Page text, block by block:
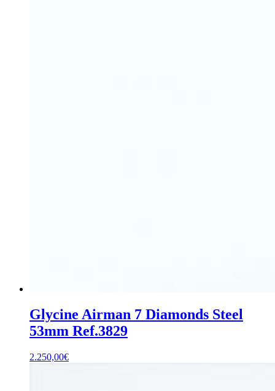
Glycine Airman 7 Diamonds Steel
53mm Ref.3829
2.250,00€